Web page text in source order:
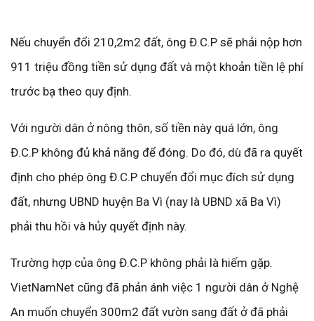
Nếu chuyển đổi 210,2m2 đất, ông Đ.C.P sẽ phải nộp hơn
911 triệu đồng tiền sử dụng đất và một khoản tiền lệ phí
trước bạ theo quy định.
Với người dân ở nông thôn, số tiền này quá lớn, ông
Đ.C.P không đủ khả năng để đóng. Do đó, dù đã ra quyết
định cho phép ông Đ.C.P chuyển đổi mục đích sử dụng
đất, nhưng UBND huyện Ba Vì (nay là UBND xã Ba Vì)
phải thu hồi và hủy quyết định này.
Trường hợp của ông Đ.C.P không phải là hiếm gặp.
VietNamNet cũng đã phản ánh việc 1 người dân ở Nghệ
An muốn chuyển 300m2 đất vườn sang đất ở đã phải